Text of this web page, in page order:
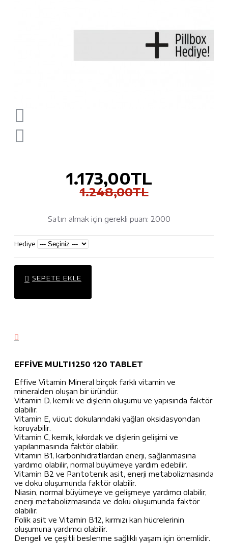
1.173,00TL
1.248,00TL
Satın almak için gerekli puan: 2000
Hediye
SEPETE EKLE
EFFİVE MULTI1250 120 TABLET
Effive Vitamin Mineral birçok farklı vitamin ve
mineralden oluşan bir üründür.
Vitamin D, kemik ve dişlerin oluşumu ve yapısında faktör
olabilir.
Vitamin E, vücut dokularındaki yağları oksidasyondan
koruyabilir.
Vitamin C, kemik, kıkırdak ve dişlerin gelişimi ve
yapılanmasında faktör olabilir.
Vitamin B1, karbonhidratlardan enerji, sağlanmasına
yardımcı olabilir, normal büyümeye yardım edebilir.
Vitamin B2 ve Pantotenik asit, enerji metabolizmasında
ve doku oluşumunda faktör olabilir.
Niasin, normal büyümeye ve gelişmeye yardımcı olabilir,
enerji metabolizmasında ve doku oluşumunda faktör
olabilir.
Folik asit ve Vitamin B12, kırmızı kan hücrelerinin
oluşumuna yardımcı olabilir.
Dengeli ve çeşitli beslenme sağlıklı yaşam için önemlidir.